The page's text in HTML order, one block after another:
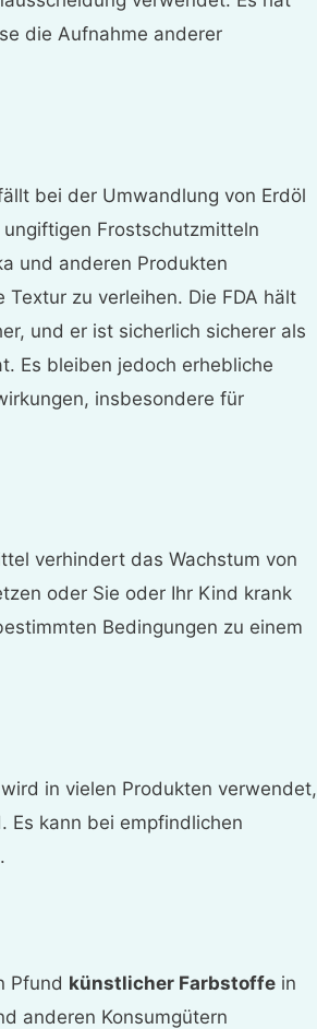
die Aufnahme anderer
bei der Umwandlung von Erdöl
Frostschutzmitteln
und anderen Produkten
zu verleihen. Die FDA hält
und er ist sicherlich sicherer als
Es bleiben jedoch erhebliche
insbesondere für
verhindert das Wachstum von
oder Sie oder Ihr Kind krank
Bedingungen zu einem
in vielen Produkten verwendet,
Es kann bei empfindlichen
Pfund künstlicher Farbstoffe in
anderen Konsumgütern